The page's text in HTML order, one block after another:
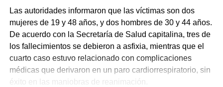
Las autoridades informaron que las víctimas son dos
mujeres de 19 y 48 años, y dos hombres de 30 y 44 años.
De acuerdo con la Secretaría de Salud capitalina, tres de
los fallecimientos se debieron a asfixia, mientras que el
cuarto caso estuvo relacionado con complicaciones
médicas que derivaron en un paro cardiorrespiratorio, sin
éxito en las maniobras de reanimación.